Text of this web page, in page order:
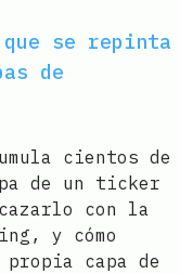
se repinta
de
cientos de
de un ticker
con la
y cómo
capa de